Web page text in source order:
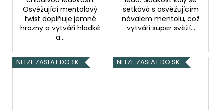
Osvěžující mentolový
twist doplňuje jemné
hrozny a vytváří hladké
a...
setkává s osvěžujícím
návalem mentolu, což
vytváří super svěží...
NELZE ZASLAT DO SK NELZE ZASLAT DO SK
1,2OHM
2ML
Kč